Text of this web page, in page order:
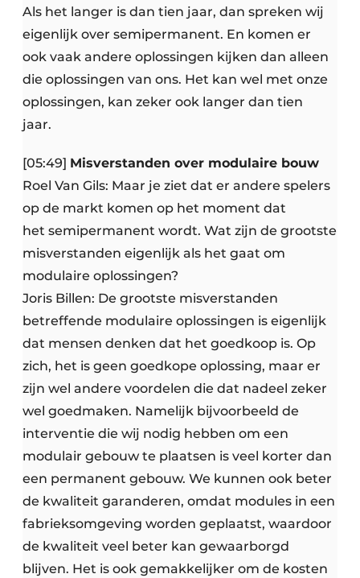
Als het langer is dan tien jaar, dan spreken wij
eigenlijk over semipermanent. En komen er
ook vaak andere oplossingen kijken dan alleen
die oplossingen van ons. Het kan wel met onze
oplossingen, kan zeker ook langer dan tien
jaar.
[05:49] Misverstanden over modulaire bouw
Roel Van Gils: Maar je ziet dat er andere spelers
op de markt komen op het moment dat
het semipermanent wordt. Wat zijn de grootste
misverstanden eigenlijk als het gaat om
modulaire oplossingen?
Joris Billen: De grootste misverstanden
betreffende modulaire oplossingen is eigenlijk
dat mensen denken dat het goedkoop is. Op
zich, het is geen goedkope oplossing, maar er
zijn wel andere voordelen die dat nadeel zeker
wel goedmaken. Namelijk bijvoorbeeld de
interventie die wij nodig hebben om een
modulair gebouw te plaatsen is veel korter dan
een permanent gebouw. We kunnen ook beter
de kwaliteit garanderen, omdat modules in een
fabrieksomgeving worden geplaatst, waardoor
de kwaliteit veel beter kan gewaarborgd
blijven. Het is ook gemakkelijker om de kosten